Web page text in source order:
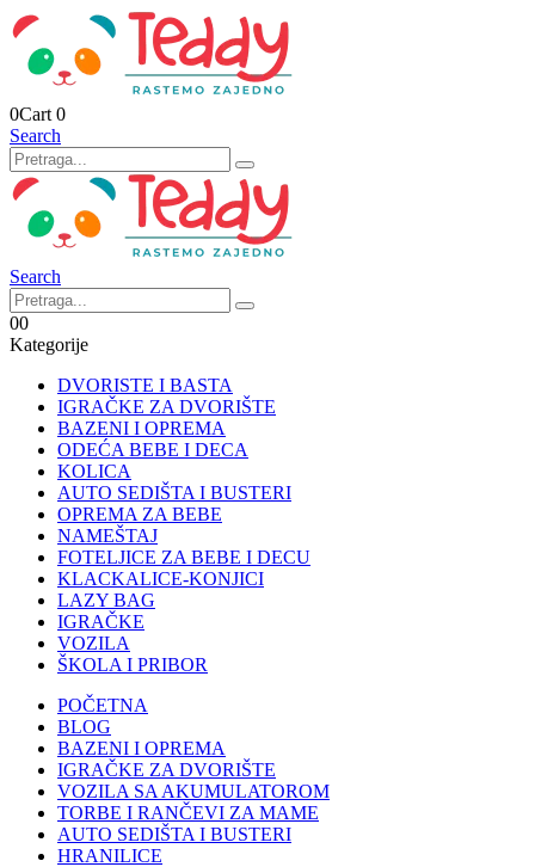
0Cart 0
Search
Search
00
Kategorije
DVORISTE I BASTA
IGRAČKE ZA DVORIŠTE
BAZENI I OPREMA
ODEĆA BEBE I DECA
KOLICA
AUTO SEDIŠTA I BUSTERI
OPREMA ZA BEBE
NAMEŠTAJ
FOTELJICE ZA BEBE I DECU
KLACKALICE-KONJICI
LAZY BAG
IGRAČKE
VOZILA
ŠKOLA I PRIBOR
POČETNA
BLOG
BAZENI I OPREMA
IGRAČKE ZA DVORIŠTE
VOZILA SA AKUMULATOROM
TORBE I RANČEVI ZA MAME
AUTO SEDIŠTA I BUSTERI
HRANILICE